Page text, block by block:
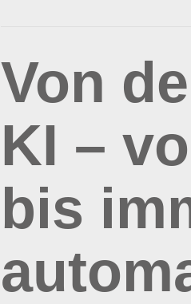
Von
KI –
bis